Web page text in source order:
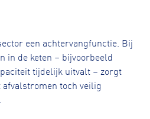
een achtervangfunctie. Bij
in de keten – bijvoorbeeld
tijdelijk uitvalt – zorgt
toch veilig